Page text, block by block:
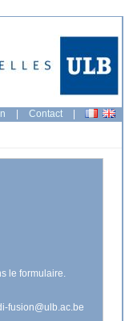
| Contact |
le formulaire.
fusion@ulb.ac.be